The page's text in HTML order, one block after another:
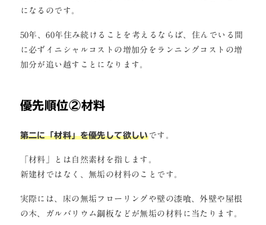
になるのです。
50年、60年住み続けることを考えるならば、住んでいる間
に必ずイニシャルコストの増加分をランニングコストの増
加分が追い越すことになります。
優先順位②材料
第二に「材料」を優先して欲しいです。
「材料」とは自然素材を指します。
新建材ではなく、無垢の材料のことです。
実際には、床の無垢フローリングや壁の漆喰、外壁や屋根
の木、ガルバリウム鋼板などが無垢の材料に当たります。